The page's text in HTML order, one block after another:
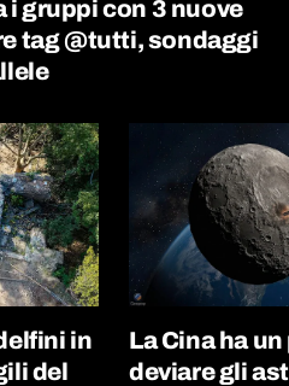
gruppi con 3 nuove
tag @tutti, sondaggi
in
del
La Cina ha
deviare gli